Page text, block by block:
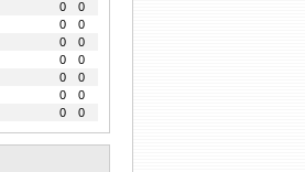
0
0
0
0
0
0
0
0
0
0
0
0
0 0